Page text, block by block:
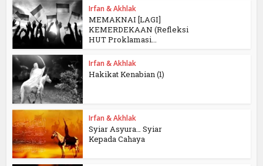
Irfan & Akhlak
MEMAKNAI [LAGI]
KEMERDEKAAN (Refleksi
HUT Proklamasi...
Irfan & Akhlak
Hakikat Kenabian (1)
Irfan & Akhlak
Syiar Asyura… Syiar
Kepada Cahaya